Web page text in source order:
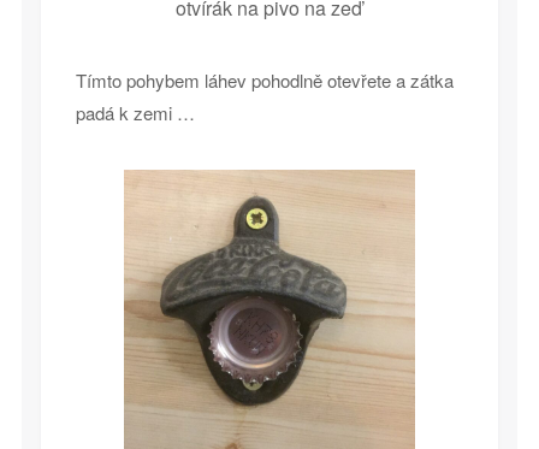
otvírák na pivo na zeď
Tímto pohybem láhev pohodlně otevřete a zátka
padá k zemi …